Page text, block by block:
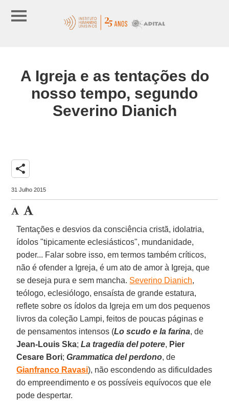
A Igreja e as tentações do
nosso tempo, segundo
Severino Dianich
share
31 Julho 2015
Tentações e desvios da consciência cristã, idolatria,
ídolos "tipicamente eclesiásticos", mundanidade,
poder... Falar sobre isso, em termos também críticos,
não é ofender a Igreja, é um ato de amor à Igreja, que
se deseja pura e sem mancha. Severino Dianich,
teólogo, eclesiólogo, ensaísta de grande estatura,
reflete sobre os ídolos da Igreja em um dos pequenos
livros da coleção Lampi, feitos de poucas páginas e
de pensamentos intensos (Lo scudo e la farina, de
Jean-Louis Ska;La tragedia del potere, Pier
Cesare Bori;Grammatica del perdono, de
Gianfranco Ravasi), não escondendo as dificuldades
do empreendimento e os possíveis equívocos que ele
pode despertar.